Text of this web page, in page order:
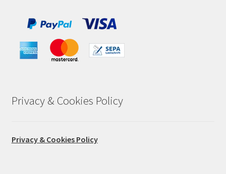
Privacy & Cookies Policy
Privacy & Cookies Policy